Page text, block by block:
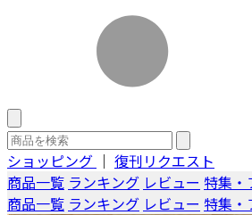
ショッピング ｜ 復刊リクエスト
商品一覧 ランキング レビュー 特集・
商品一覧 ランキング レビュー 特集・